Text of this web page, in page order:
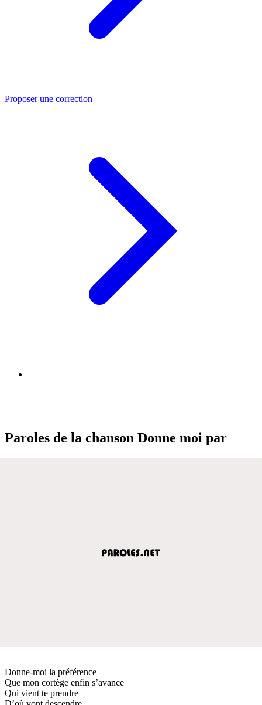
Proposer une correction
Paroles de la chanson Donne moi par
Donne-moi la préférence
Que mon cortège enfin s’avance
Qui vient te prendre